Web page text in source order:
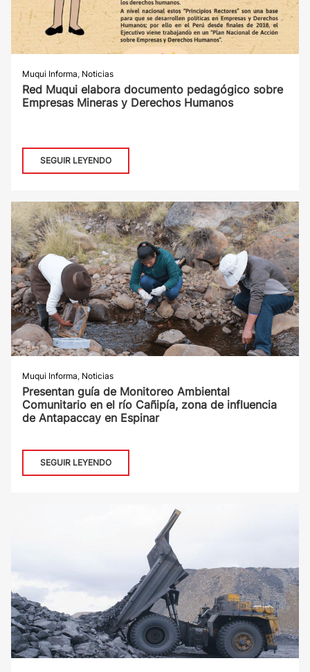
Muqui Informa, Noticias
Red Muqui elabora documento pedagógico sobre
Empresas Mineras y Derechos Humanos
SEGUIR LEYENDO
Muqui Informa, Noticias
Presentan guía de Monitoreo Ambiental
Comunitario en el río Cañipía, zona de influencia
de Antapaccay en Espinar
SEGUIR LEYENDO